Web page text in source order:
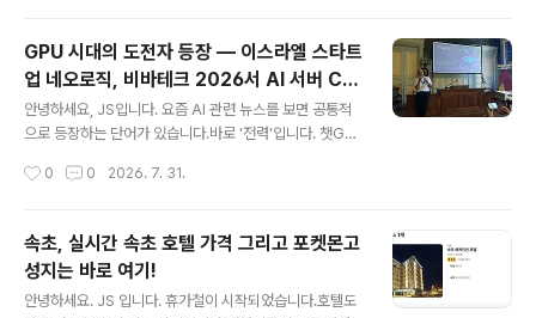
기준 전 세계 3위, 펄어비스의 '붉은사막' 이 6위 를 기록했
다는 소식이 화제입니다.국산 게임이 글로벌 최상위권을
나란히 점령했다는 사실 자체도 놀랍지만, 그 배경에 있는
글로벌 게임 시장의 구조 변화 역시 매우 흥미롭습니다. 오
늘은 이 리포트의 핵심 내용을 꼼꼼히 정리하고, 한국 게임
센서타워 '게임 심층 분석: 액션 및 전략' 리포트 2026년
GPU 시대의 도전자 등장 — 이스라엘 스타트
업 네오로직, 비바테크 2026서 AI 서버 CP
U로 세계를 겨누다
안녕하세요, JS입니다. 요즘 AI 관련 뉴스를 보면 공통적
으로 등장하는 단어가 있습니다.바로 '전력'입니다. 챗GP
GPU 비용이 천문학적으로 늘어나는 가운데, 이 문제를 정
에서 주목받고 있습니다.오늘은 2026년 6월 프랑스 파리
비바테크(VivaTech 2026) 전시회에서 AI 서버 CPU 기
술을 선보이며 세계의 이목을 끈 이스라엘 팹리스 반도체
기업 네오로직(NeoLogic) 의 행보와, 그 배경이 된 AI 데
0 0 2026. 7. 31.
속초, 실시간 속초 호텔 가격 그리고 포켓몬고
성지는 바로 여기!
안녕하세요. JS 입니다. 휴가철이 시작되었습니다.호텔도